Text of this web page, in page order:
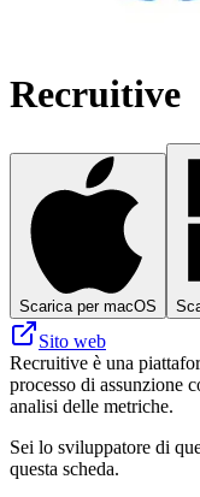
Recruitive
Scarica per macOS
Sito web
Recruitive è una
processo di assunzione
analisi delle metriche.
Sei lo sviluppatore di
questa scheda.